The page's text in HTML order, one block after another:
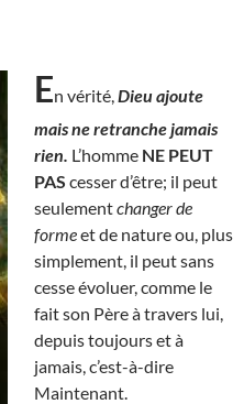
En vérité, Dieu ajoute
mais ne retranche jamais
rien. L’homme NE PEUT
PAS cesser d’être; il peut
seulementchanger de
formeet de nature ou, plus
simplement, il peut sans
cesse évoluer, comme le
fait son Père à travers lui,
depuis toujours et à
jamais, c’est-à-dire
Maintenant.